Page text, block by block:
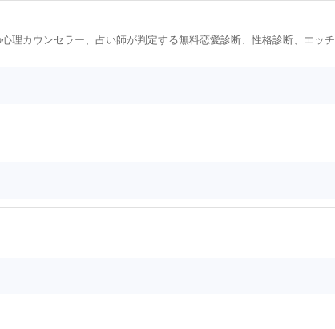
理カウンセラー、占い師が判定する無料恋愛診断、性格診断、エッチ